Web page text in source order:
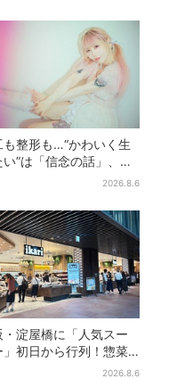
も整形も…“かわいく生
い”は「信念の話」、大
子が新作に込めた思い
2026.8.6
・淀屋橋に「人気スー
」初日から行列！惣菜
当コーナーは大幅に拡
2026.8.6